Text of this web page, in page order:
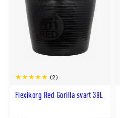
Flexikorg Red Gorilla svart 38L
(2)